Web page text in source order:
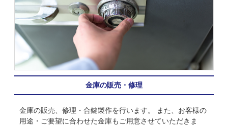
金庫の販売・修理
金庫の販売、修理・合鍵製作を行います。 また、お客様の
用途・ご要望に合わせた金庫もご用意させていただきま